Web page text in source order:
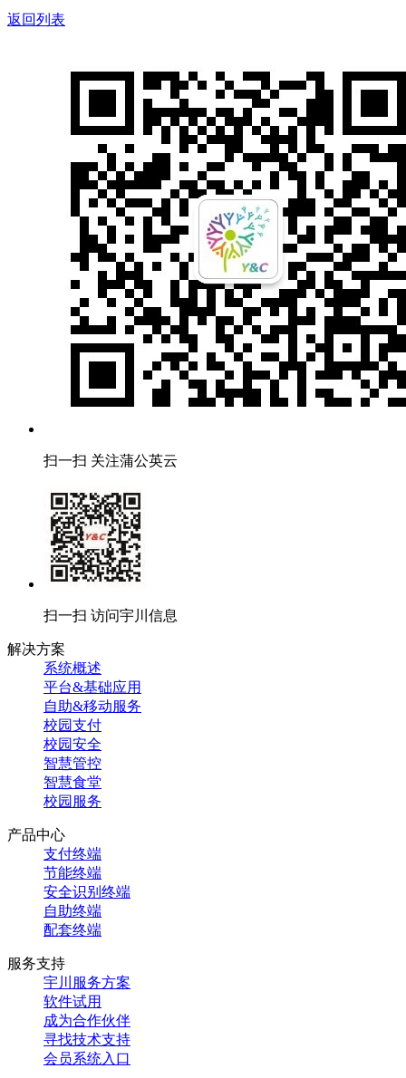
返回列表
扫一扫 关注蒲公英云
扫一扫 访问宇川信息
解决方案
系统概述
平台&基础应用
自助&移动服务
校园支付
校园安全
智慧管控
智慧食堂
校园服务
产品中心
支付终端
节能终端
安全识别终端
自助终端
配套终端
服务支持
宇川服务方案
软件试用
成为合作伙伴
寻找技术支持
会员系统入口